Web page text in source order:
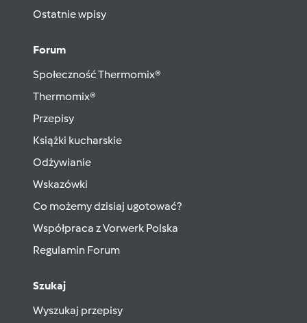
Ostatnie wpisy
Forum
Społeczność Thermomix®
Thermomix®
Przepisy
Książki kucharskie
Odżywianie
Wskazówki
Co możemy dzisiaj ugotować?
Współpraca z Vorwerk Polska
Regulamin Forum
Szukaj
Wyszukaj przepisy